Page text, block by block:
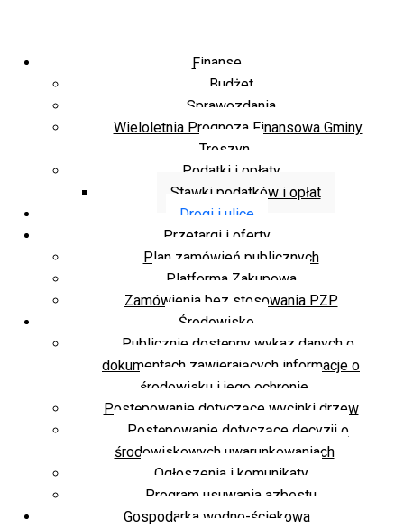
Finanse
Budżet
Sprawozdania
Wieloletnia Prognoza Finansowa Gminy
Troszyn
Podatki i opłaty
Stawki podatków i opłat
Drogi i ulice
Przetargi i oferty
Plan zamówień publicznych
Platforma Zakupowa
Zamówienia bez stosowania PZP
Środowisko
Publicznie dostępny wykaz danych o
dokumentach zawierających informacje o
środowisku i jego ochronie
Postępowanie dotyczące wycinki drzew
Postępowanie dotyczące decyzji o
środowiskowych uwarunkowaniach
Ogłoszenia i komunikaty
Program usuwania azbestu
Gospodarka wodno-ściekowa